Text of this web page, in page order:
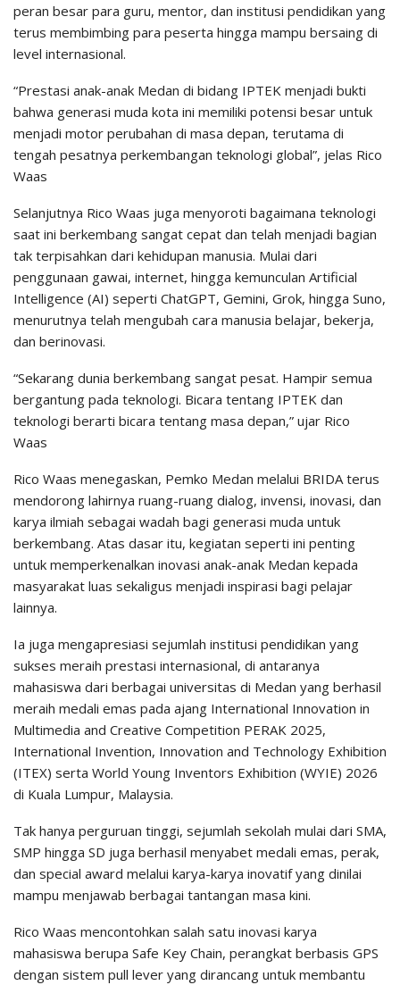
peran besar para guru, mentor, dan institusi pendidikan yang
terus membimbing para peserta hingga mampu bersaing di
level internasional.
“Prestasi anak-anak Medan di bidang IPTEK menjadi bukti
bahwa generasi muda kota ini memiliki potensi besar untuk
menjadi motor perubahan di masa depan, terutama di
tengah pesatnya perkembangan teknologi global”, jelas Rico
Waas
Selanjutnya Rico Waas juga menyoroti bagaimana teknologi
saat ini berkembang sangat cepat dan telah menjadi bagian
tak terpisahkan dari kehidupan manusia. Mulai dari
penggunaan gawai, internet, hingga kemunculan Artificial
Intelligence (AI) seperti ChatGPT, Gemini, Grok, hingga Suno,
menurutnya telah mengubah cara manusia belajar, bekerja,
dan berinovasi.
“Sekarang dunia berkembang sangat pesat. Hampir semua
bergantung pada teknologi. Bicara tentang IPTEK dan
teknologi berarti bicara tentang masa depan,” ujar Rico
Waas
Rico Waas menegaskan, Pemko Medan melalui BRIDA terus
mendorong lahirnya ruang-ruang dialog, invensi, inovasi, dan
karya ilmiah sebagai wadah bagi generasi muda untuk
berkembang. Atas dasar itu, kegiatan seperti ini penting
untuk memperkenalkan inovasi anak-anak Medan kepada
masyarakat luas sekaligus menjadi inspirasi bagi pelajar
lainnya.
Ia juga mengapresiasi sejumlah institusi pendidikan yang
sukses meraih prestasi internasional, di antaranya
mahasiswa dari berbagai universitas di Medan yang berhasil
meraih medali emas pada ajang International Innovation in
Multimedia and Creative Competition PERAK 2025,
International Invention, Innovation and Technology Exhibition
(ITEX) serta World Young Inventors Exhibition (WYIE) 2026
di Kuala Lumpur, Malaysia.
Tak hanya perguruan tinggi, sejumlah sekolah mulai dari SMA,
SMP hingga SD juga berhasil menyabet medali emas, perak,
dan special award melalui karya-karya inovatif yang dinilai
mampu menjawab berbagai tantangan masa kini.
Rico Waas mencontohkan salah satu inovasi karya
mahasiswa berupa Safe Key Chain, perangkat berbasis GPS
dengan sistem pull lever yang dirancang untuk membantu